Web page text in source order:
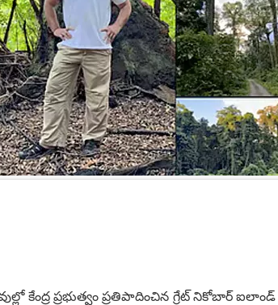
కేంద్ర ప్రభుత్వం ప్రతిపాదించిన గ్రేట్ నికోబార్ ఐలాండ్